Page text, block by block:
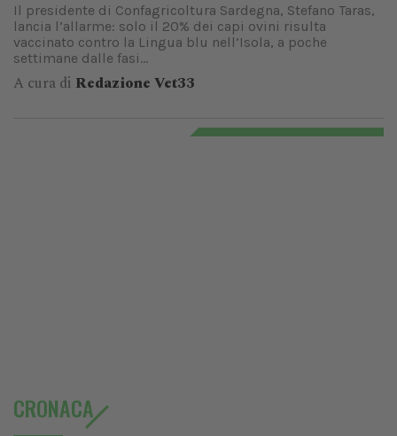
Il presidente di Confagricoltura Sardegna, Stefano Taras,
lancia l’allarme: solo il 20% dei capi ovini risulta
vaccinato contro la Lingua blu nell’Isola, a poche
settimane dalle fasi...
A cura di Redazione Vet33
CRONACA